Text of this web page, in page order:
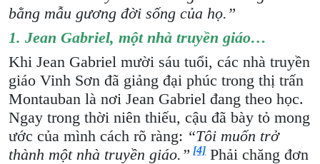
bằng mẫu gương đời sống của họ.”
1. Jean Gabriel, một nhà truyền giáo…
Khi Jean Gabriel mười sáu tuổi, các nhà truyền
giáo Vinh Sơn đã giảng đại phúc trong thị trấn
Montauban là nơi Jean Gabriel đang theo học.
Ngay trong thời niên thiếu, cậu đã bày tỏ mong
ước của mình cách rõ ràng: “Tôi muốn trở
thành một nhà truyền giáo.” [4] Phải chăng đơn